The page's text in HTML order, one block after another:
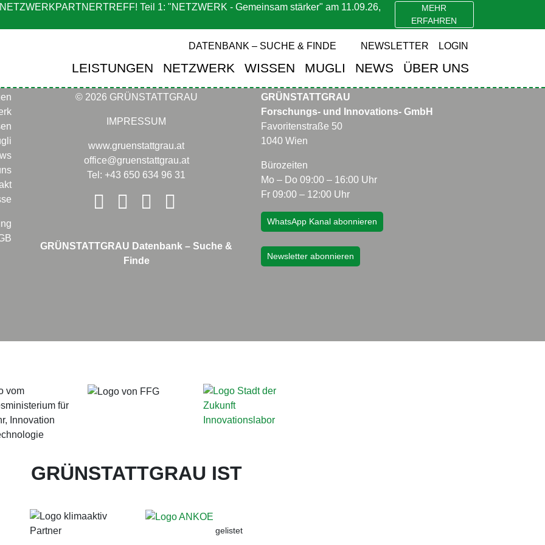
Teil 1: "NETZWERK - Gemeinsam stärker" am 11.09.26,
MEHR
ERFAHREN
LEISTUNGEN NETZWERK WISSEN MUGLI NEWS ÜBER UNS
DATENBANK – SUCHE & FINDE NEWSLETTER LOGIN
markus-siebenhandl
© 2026 GRÜNSTATTGRAU
IMPRESSUM
www.gruenstattgrau.at
office@gruenstattgrau.at
Tel: +43 650 634 96 31
GRÜNSTATTGRAU Datenbank – Suche &
Finde
GRÜNSTATTGRAU
Forschungs- und Innovations- GmbH
Favoritenstraße 50
1040 Wien
Bürozeiten
Mo – Do 09:00 – 16:00 Uhr
Fr 09:00 – 12:00 Uhr
WhatsApp Kanal abonnieren
Newsletter abonnieren
GRÜNSTATTGRAU IST
gelistet